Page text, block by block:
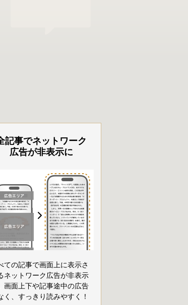
記事でネットワーク
広告が非表示に
ての記事で画面上に表示さ
ネットワーク広告が非表示
画面上下や記事途中の広告
く、すっきり読みやすく！